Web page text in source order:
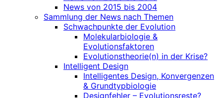
News von 2015 bis 2004
Sammlung der News nach Themen
Schwachpunkte der Evolution
Molekularbiologie &
Evolutionsfaktoren
Evolutionstheorie(n) in der Krise?
Intelligent Design
Intelligentes Design, Konvergenzen
& Grundtypbiologie
Designfehler – Evolutionsreste?